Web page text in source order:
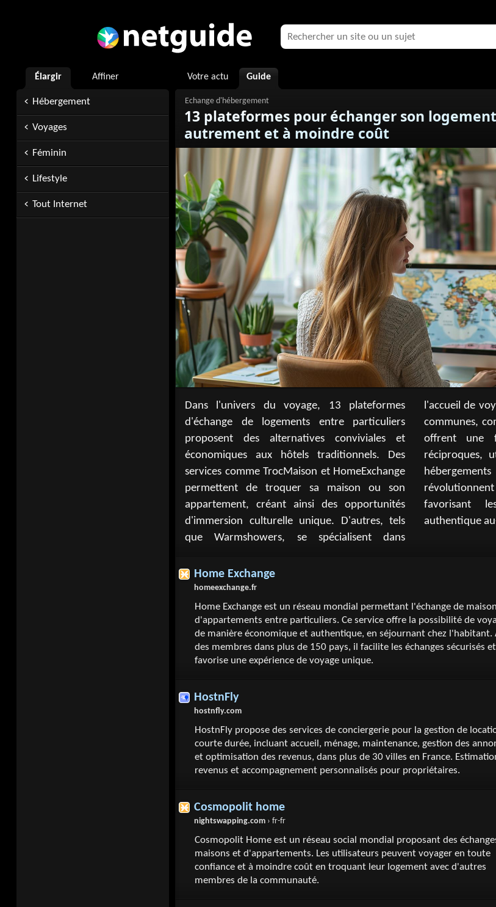
Élargir Affiner
Hébergement
Voyages
Féminin
Lifestyle
Tout Internet
Votre actu Guide
13 plateformes pour échanger son
autrement et à moindre coût
Dans l'univers du voyage, 13 plateformes
d'échange de logements entre particuliers
proposent des alternatives conviviales et
économiques aux hôtels traditionnels. Des
services comme TrocMaison et HomeExchange
permettent de troquer sa maison ou son
appartement, créant ainsi des opportunités
d'immersion culturelle unique. D'autres, tels
que Warmshowers, se spécialisent dans
l'accueil de voyageurs partageant des passions
communes, comme le cyclotourisme. Ces sites
offrent une flexibilité inédite : échanges
réciproques, utilisation de points ou encore
hébergements "420 friendly". Ils
révolutionnent l'expérience du voyage en
favorisant les rencontres et l'échange
authentique
Home Exchange
homeexchange.fr
Home Exchange est un réseau mondial permettant l'échange de
d'appartements entre particuliers. Ce service offre la possibilité de
de manière économique et authentique, en séjournant chez l'habitant.
des membres dans plus de 150 pays, il facilite les échanges sécurisés et
favorise une expérience de voyage unique.
HostnFly
hostnfly.com
HostnFly propose des services de conciergerie pour la gestion de
courte durée, incluant accueil, ménage, maintenance, gestion des
et optimisation des revenus, dans plus de 30 villes en France.
revenus et accompagnement personnalisés pour propriétaires.
Cosmopolit home
nightswapping.com › fr-fr
Cosmopolit Home est un réseau social mondial proposant des
maisons et d'appartements. Les utilisateurs peuvent voyager en toute
confiance et à moindre coût en troquant leur logement avec d'autres
membres de la communauté.